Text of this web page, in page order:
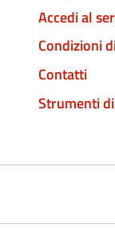
Accedi al
Condizioni
Contatti
Strumenti